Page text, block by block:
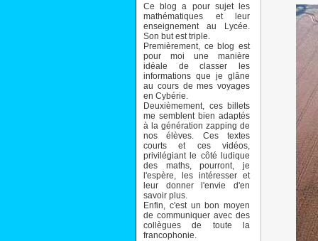
Ce blog a pour sujet les
mathématiques et leur
enseignement au Lycée.
Son but est triple.
Premièrement, ce blog est
pour moi une manière
idéale de classer les
informations que je glâne
au cours de mes voyages
en Cybérie.
Deuxièmement, ces billets
me semblent bien adaptés
à la génération zapping de
nos élèves. Ces textes
courts et ces vidéos,
privilégiant le côté ludique
des maths, pourront, je
l'espère, les intéresser et
leur donner l'envie d'en
savoir plus.
Enfin, c'est un bon moyen
de communiquer avec des
collègues de toute la
francophonie.